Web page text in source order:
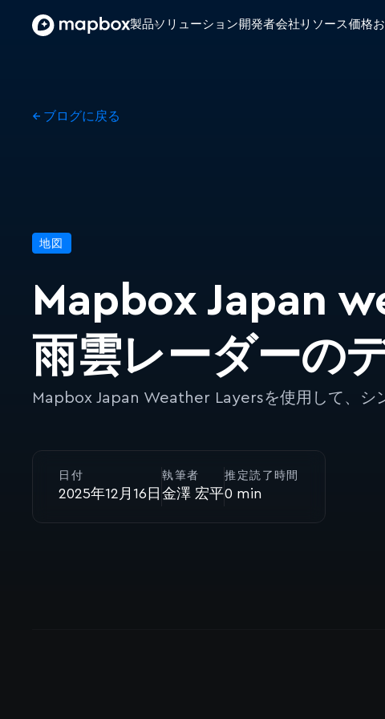
製品ソリューション開発者会社リソース価格
← ブログに戻る
地図
Mapbox Japan
雨雲レーダーの
Mapbox Japan Weather Layersを使用して、シ
日付
2025年12月16日
執筆者
金澤 宏平
推定読了時間
0